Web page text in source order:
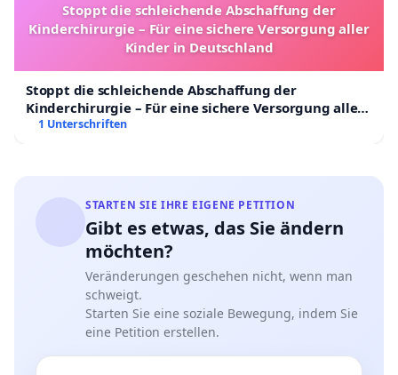
Stoppt die schleichende Abschaffung der
Kinderchirurgie – Für eine sichere Versorgung aller
Kinder in Deutschland
Stoppt die schleichende Abschaffung der
Kinderchirurgie – Für eine sichere Versorgung aller
Kinder in Deutschland
1 Unterschriften
STARTEN SIE IHRE EIGENE PETITION
Gibt es etwas, das Sie ändern
möchten?
Veränderungen geschehen nicht, wenn man
schweigt.
Starten Sie eine soziale Bewegung, indem Sie
eine Petition erstellen.